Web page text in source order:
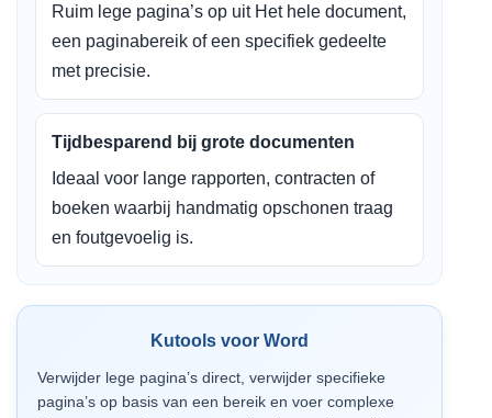
Ruim lege pagina’s op uit Het hele document,
een paginabereik of een specifiek gedeelte
met precisie.
Tijdbesparend bij grote documenten
Ideaal voor lange rapporten, contracten of
boeken waarbij handmatig opschonen traag
en foutgevoelig is.
Kutools voor Word
Verwijder lege pagina’s direct, verwijder specifieke
pagina’s op basis van een bereik en voer complexe